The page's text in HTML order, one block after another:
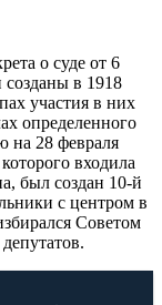
о суде от 6
в 1918
участия в них
определенного
на 28 февраля
входила
был создан 10-й
с центром в
Советом